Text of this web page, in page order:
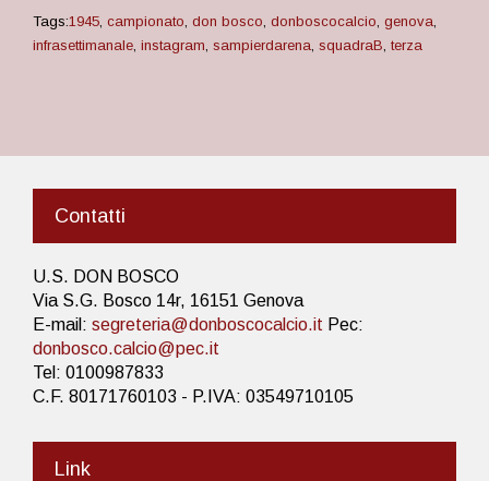
Tags:1945, campionato, don bosco, donboscocalcio, genova,
infrasettimanale, instagram, sampierdarena, squadraB, terza
Contatti
U.S. DON BOSCO
Via S.G. Bosco 14r, 16151 Genova
E-mail: segreteria@donboscocalcio.it Pec:
donbosco.calcio@pec.it
Tel: 0100987833
C.F. 80171760103 - P.IVA: 03549710105
Link